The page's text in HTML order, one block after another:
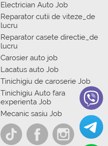
Electrician Auto Job
Reparator cutii de viteze_de
lucru
Reparator casete directie_de
lucru
Carosier auto job
Lacatus auto Job
Tinichigiu de caroserie Job
Tinichigiu Auto fara
experienta Job
Mecanic sasiu Job